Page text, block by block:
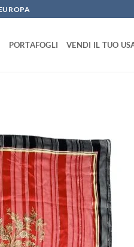
PORTAFOGLI VENDI IL TUO